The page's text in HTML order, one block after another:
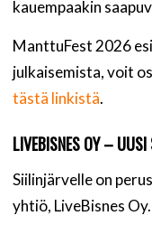
kauempaakin
ManttuFest 2026
julkaisemista, voit
tästä linkistä.
LIVEBISNES OY – UUSI
Siilinjärvelle on
yhtiö, LiveBisnes